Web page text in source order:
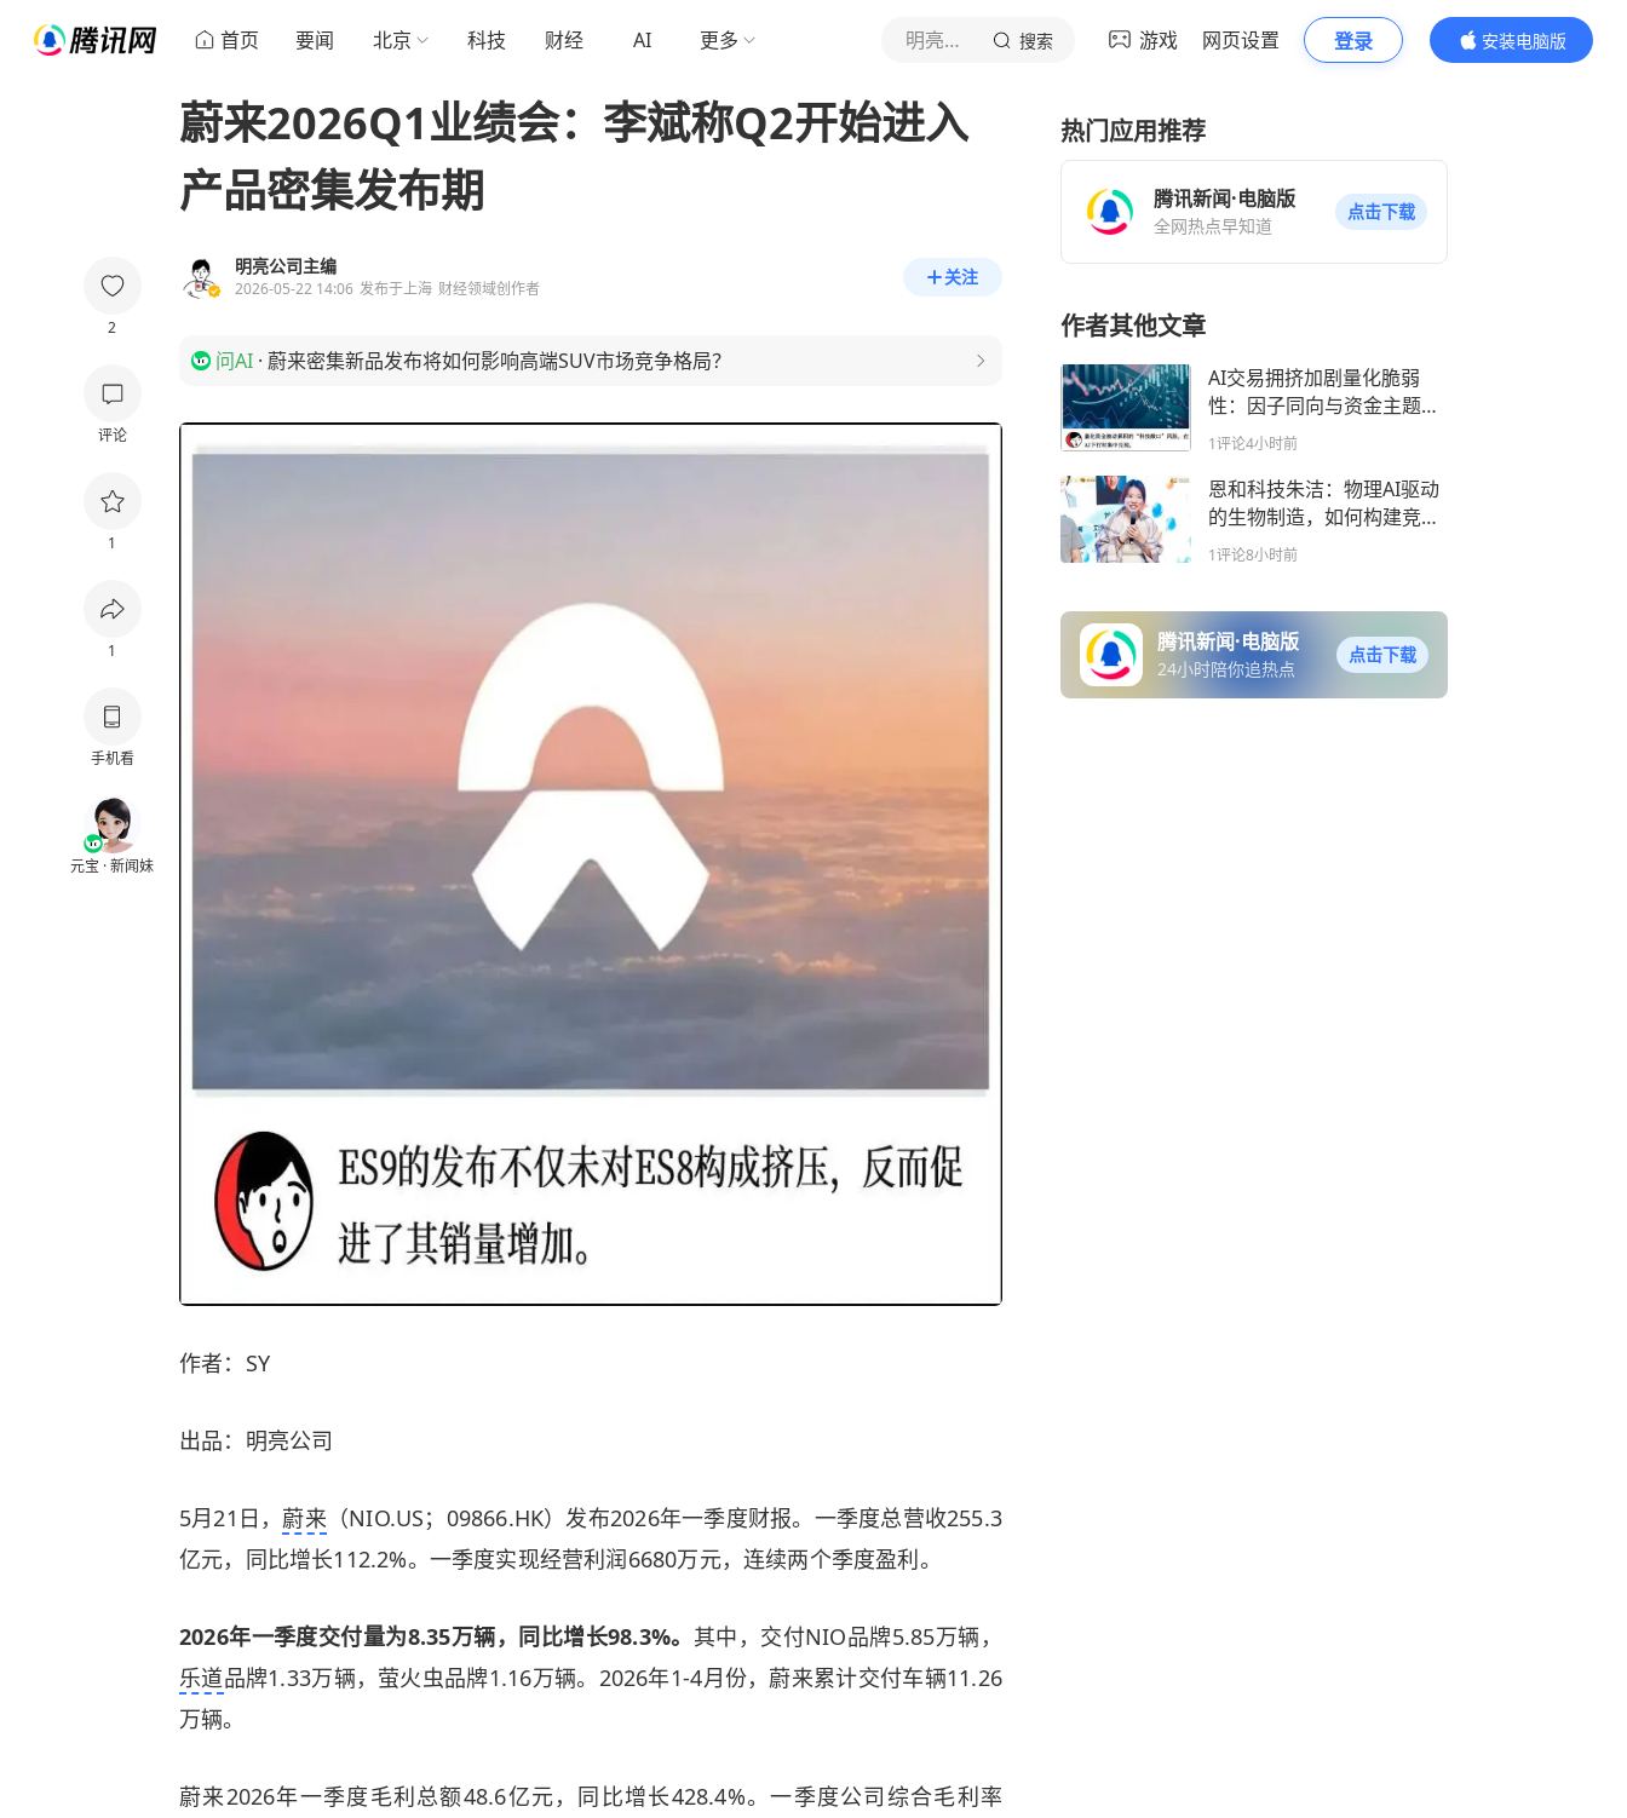
首页 要闻 北京 科技 财经 AI 更多 明亮公司主编 搜索 游戏 网页设置 登录
安装电脑版
内容更精彩
2
评论
1
1
手机看
元宝 · 新闻妹
蔚来2026Q1业绩会：李斌称Q2开始进入
产品密集发布期
明亮公司主编
2026-05-22 14:06 发布于上海 财经领域创作者
关注
问AI · 蔚来密集新品发布将如何影响高端SUV市场竞争格局？
作者：SY
出品：明亮公司
5月21日， 蔚来（NIO.US；09866.HK）发布2026年一季度财报。一季度总营收255.3
亿元，同比增长112.2%。一季度实现经营利润6680万元，连续两个季度盈利。
2026年一季度交付量为8.35万辆，同比增长98.3%。 其中，交付NIO品牌5.85万辆，
乐道品牌1.33万辆，萤火虫品牌1.16万辆。2026年1-4月份，蔚来累计交付车辆11.26
万辆。
蔚来2026年一季度毛利总额48.6亿元，同比增长428.4%。一季度公司综合毛利率
热门应用推荐
腾讯新闻·电脑版
全网热点早知道
点击下载
作者其他文章
AI交易拥挤加剧量化脆弱
性：因子同向与资金主题化
的连锁反应
1评论4小时前
恩和科技朱洁：物理AI驱动
的生物制造，如何构建竞争
壁垒
1评论8小时前
腾讯新闻·电脑版
24小时陪你追热点
点击下载